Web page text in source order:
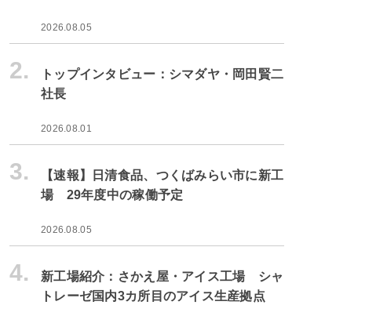
2026.08.05
2.
トップインタビュー：シマダヤ・岡田賢二
社長
2026.08.01
3.
【速報】日清食品、つくばみらい市に新工
場 29年度中の稼働予定
2026.08.05
4.
新工場紹介：さかえ屋・アイス工場 シャ
トレーゼ国内3カ所目のアイス生産拠点